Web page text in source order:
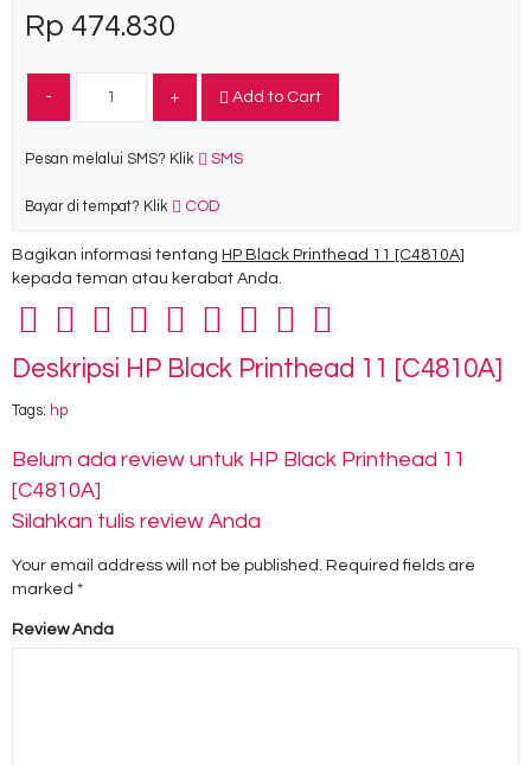
Rp 474.830
- + Add to Cart
Pesan melalui SMS? Klik SMS
Bayar di tempat? Klik COD
Bagikan informasi tentang HP Black Printhead 11 [C4810A]
kepada teman atau kerabat Anda.
Deskripsi HP Black Printhead 11 [C4810A]
Tags: hp
Belum ada review untuk HP Black Printhead 11
[C4810A]
Silahkan tulis review Anda
Your email address will not be published. Required fields are
marked *
Review Anda